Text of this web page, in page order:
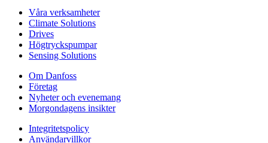
Våra verksamheter
Climate Solutions
Drives
Högtryckspumpar
Sensing Solutions
Om Danfoss
Företag
Nyheter och evenemang
Morgondagens insikter
Integritetspolicy
Användarvillkor